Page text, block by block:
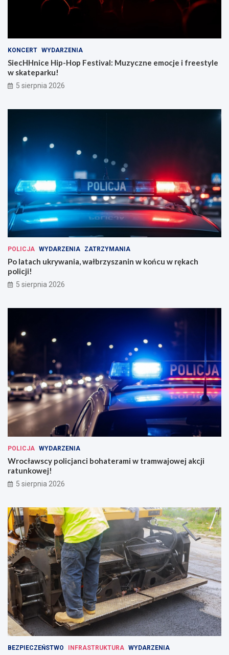
KONCERT WYDARZENIA
SiecHHnice Hip-Hop Festival: Muzyczne emocje i freestyle
w skateparku!
5 sierpnia 2026
POLICJA WYDARZENIA ZATRZYMANIA
Po latach ukrywania, wałbrzyszanin w końcu w rękach
policji!
5 sierpnia 2026
POLICJA WYDARZENIA
Wrocławscy policjanci bohaterami w tramwajowej akcji
ratunkowej!
5 sierpnia 2026
BEZPIECZEŃSTWO INFRASTRUKTURA WYDARZENIA